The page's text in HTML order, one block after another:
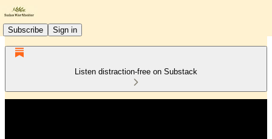
Subscribe Sign in
Listen distraction-free on Substack